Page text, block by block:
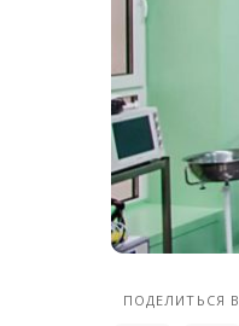
ПОДЕЛИТЬСЯ В